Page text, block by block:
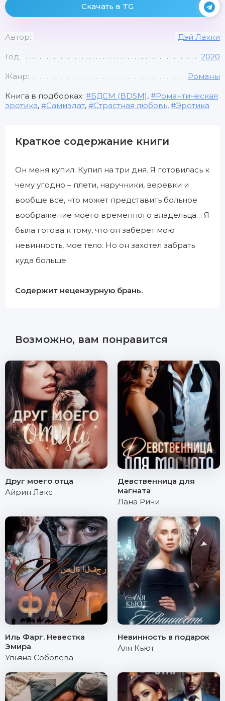
Скачать в TG
Автор: Дэй Лакки
Год: 2020
Жанр: Романы
Книга в подборках: БДСМ (BDSM),
Романтическая
эротика, Самиздат, Страстная любовь, Эротика
Краткое содержание книги
Он меня купил. Купил на три дня. Я готовилась к
чему угодно – плети, наручники, веревки и
вообще все, что может представить больное
воображение моего временного владельца… Я
была готова к тому, что он заберет мою
невинность, мое тело. Но он захотел забрать
куда больше.
Содержит нецензурную брань.
Возможно, вам понравится
Друг моего отца
Айрин Лакс
Девственница для
магната
Лана Ричи
Иль Фарг. Невестка
Эмира
Ульяна Соболева
Невинность в подарок
Аля Кьют